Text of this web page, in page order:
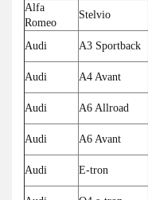
Alfa
Romeo
Stelvio
Audi
A3 Sportback
Audi
A4 Avant
Audi
A6 Allroad
Audi
A6 Avant
Audi
E-tron